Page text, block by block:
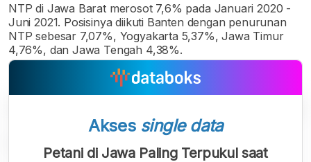
NTP di Jawa Barat merosot 7,6% pada Januari 2020 -
Juni 2021. Posisinya diikuti Banten dengan penurunan
NTP sebesar 7,07%, Yogyakarta 5,37%, Jawa Timur
4,76%, dan Jawa Tengah 4,38%.
Akses single data
Petani di Jawa Paling Terpukul saat